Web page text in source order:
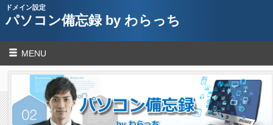
ドメイン設定
パソコン備忘録 by わらっち
MENU